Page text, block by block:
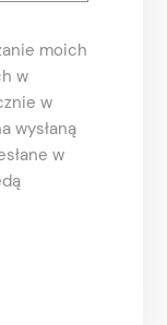
moich
w
w
wysłaną
w